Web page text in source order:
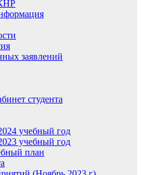
заявлений
студента
учебный год
учебный год
план